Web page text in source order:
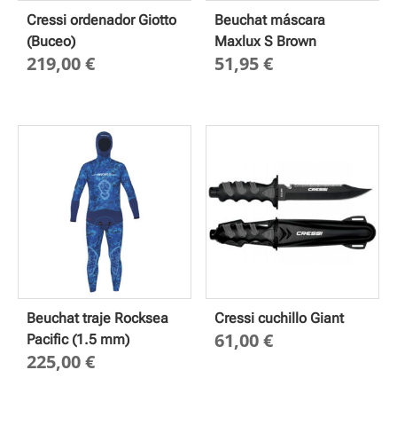
Cressi ordenador Giotto
(Buceo)
219,00€
Beuchat máscara
Maxlux S Brown
51,95€
Beuchat traje Rocksea
Pacific (1.5 mm)
225,00€
Cressi cuchillo Giant
61,00€